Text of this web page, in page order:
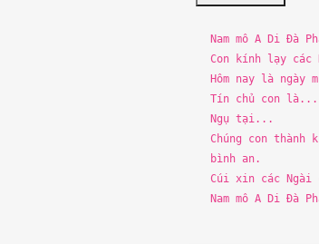
Nam mô ADi Đà
Con kính lạy các
Hôm nay là ngày
Tín chủ con là...
Ngụ tại...
Chúng con thành
bình an.
Cúixin các Ngài
Nam mô ADi Đà